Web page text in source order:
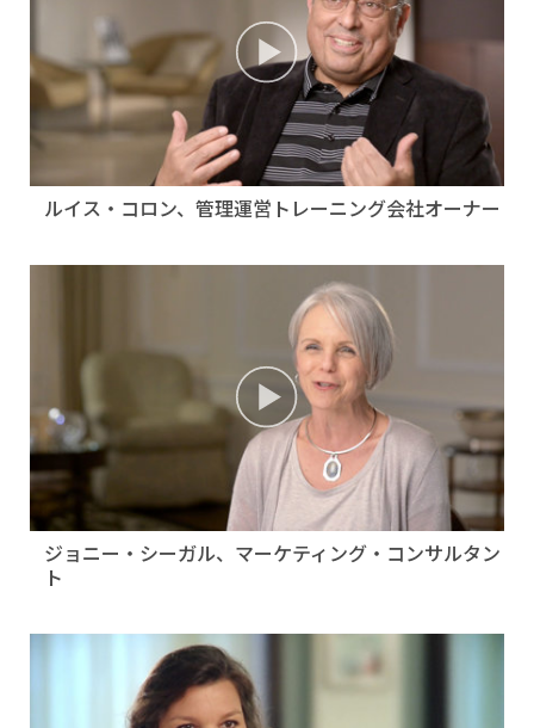
ルイス・コロン、管理運営トレーニング会社オーナー
ジョニー・シーガル、マーケティング・コンサルタン
ト